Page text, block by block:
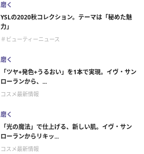
磨く
YSLの2020秋コレクション。テーマは「秘めた魅
力」
＃ビューティーニュース
磨く
「ツヤ+発色+うるおい」を1本で実現。イヴ・サン
ローランから、...
コスメ最新情報
磨く
「光の魔法」で仕上げる、新しい肌。イヴ・サン
ローランからリキッ...
コスメ最新情報